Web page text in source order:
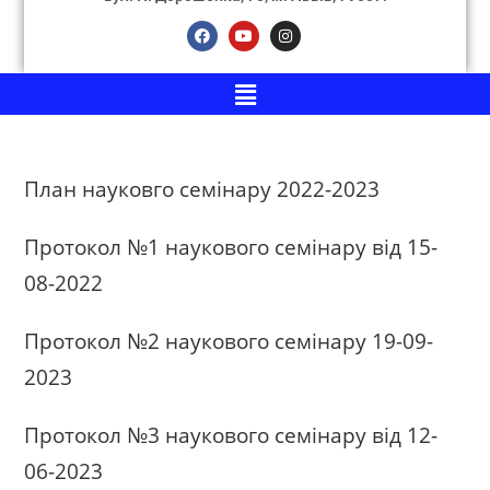
План науковго семінару 2022-2023
Протокол №1 наукового семінару від 15-
08-2022
Протокол №2 наукового семінару 19-09-
2023
Протокол №3 наукового семінару від 12-
06-2023